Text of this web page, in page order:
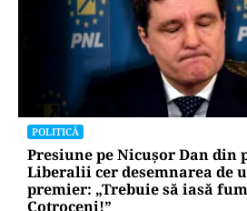
POLITICĂ
Presiune pe Nicușor Dan din
Liberalii cer desemnarea de
premier: „Trebuie să iasă
Cotroceni!”